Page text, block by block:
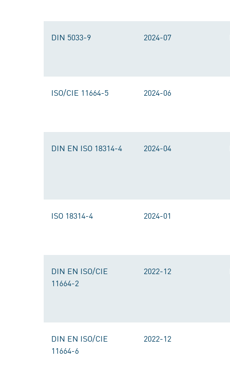
DIN 5033-9 2024-07
ISO/CIE 11664-5 2024-06
DIN EN ISO 18314-4 2024-04
ISO 18314-4 2024-01
DIN EN ISO/CIE
11664-2
2022-12
DIN EN ISO/CIE
11664-6
2022-12